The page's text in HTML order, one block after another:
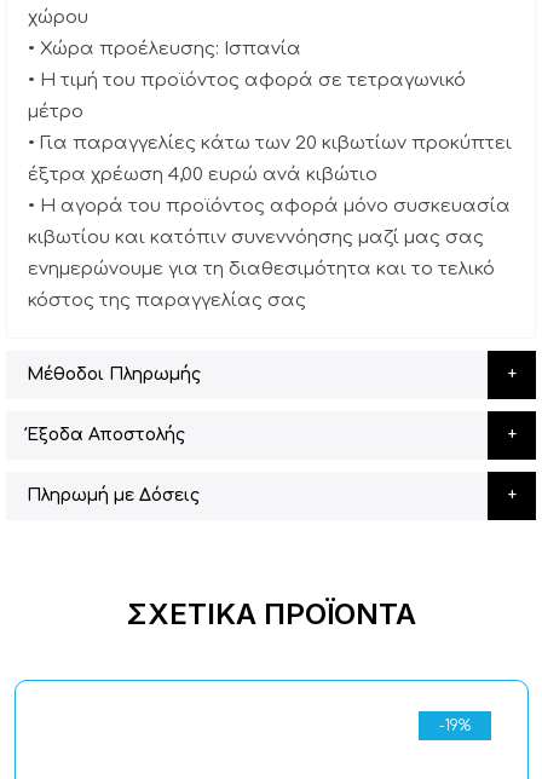
χώρου
• Χώρα προέλευσης: Ισπανία
• Η τιμή του προϊόντος αφορά σε τετραγωνικό
μέτρο
• Για παραγγελίες κάτω των 20 κιβωτίων προκύπτει
έξτρα χρέωση 4,00 ευρώ ανά κιβώτιο
• Η αγορά του προϊόντος αφορά μόνο συσκευασία
κιβωτίου και κατόπιν συνεννόησης μαζί μας σας
ενημερώνουμε για τη διαθεσιμότητα και το τελικό
κόστος της παραγγελίας σας
Μέθοδοι Πληρωμής
Έξοδα Αποστολής
Πληρωμή με Δόσεις
ΣΧΕΤΙΚΆ ΠΡΟΪΌΝΤΑ
-19%